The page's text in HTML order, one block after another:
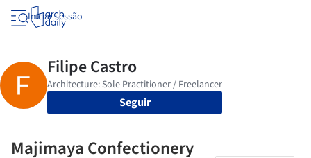
Iniciar sessão
Seguir
Majimaya Confectionery